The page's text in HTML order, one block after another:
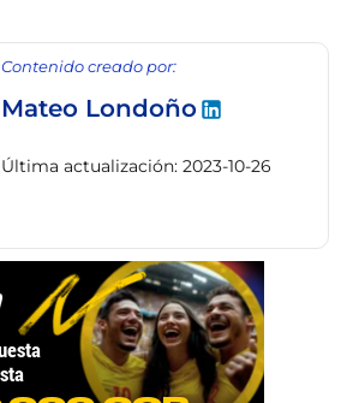
Contenido creado por:
Mateo Londoño
Última actualización: 2023-10-26